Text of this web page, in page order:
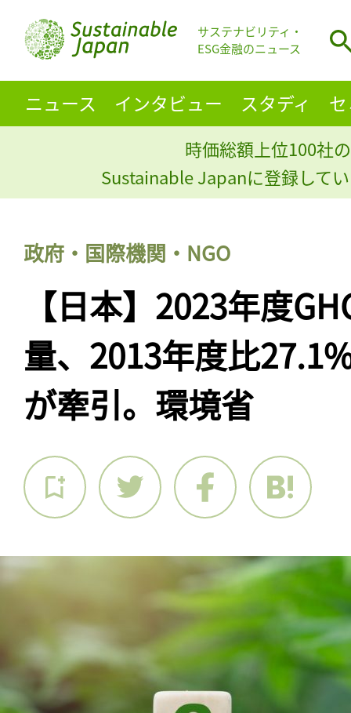
サステナビリティ・
ESG金融のニュース
ニュース インタビュー スタディ
時価総額上位100社
Sustainable Japanに登録して
政府・国際機関・NGO
【日本】2023年度
量、2013年度比
が牽引。環境省